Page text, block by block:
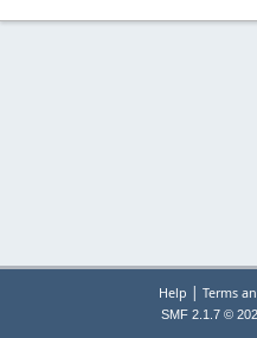
Help | Terms
SMF 2.1.7 ©